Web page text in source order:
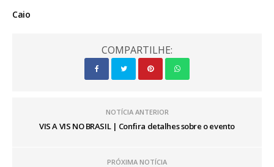
Caio
COMPARTILHE:
NOTÍCIA ANTERIOR
VIS A VIS NO BRASIL | Confira detalhes sobre o evento
PRÓXIMA NOTÍCIA